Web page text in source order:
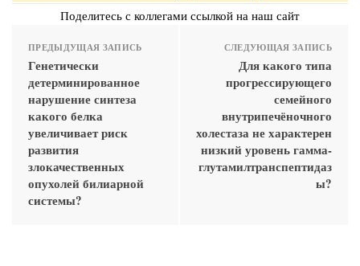
Поделитесь с коллегами ссылкой на наш сайт
ПРЕДЫДУЩАЯ ЗАПИСЬ
Генетически
детерминированное
нарушение синтеза
какого белка
увеличивает риск
развития
злокачественных
опухолей билиарной
системы?
СЛЕДУЮЩАЯ ЗАПИСЬ
Для какого типа
прогрессирующего
семейного
внутрипечёночного
холестаза не характерен
низкий уровень гамма-
глутамилтранспептидаз
ы?